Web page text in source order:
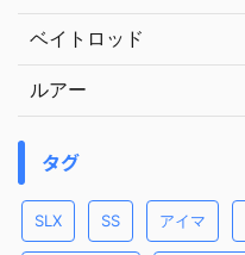
ベイトロッド
ルアー
タグ
SLX SS アイマ